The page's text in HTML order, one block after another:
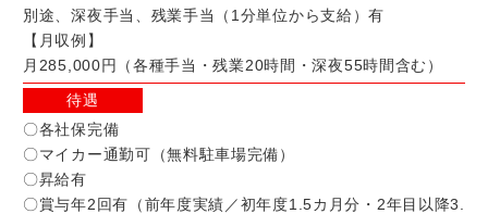
別途、深夜手当、残業手当（1分単位から支給）有
【月収例】
月285,000円（各種手当・残業20時間・深夜55時間含む）
待遇
〇各社保完備
〇マイカー通勤可（無料駐車場完備）
〇昇給有
〇賞与年2回有（前年度実績／初年度1.5カ月分・2年目以降3.